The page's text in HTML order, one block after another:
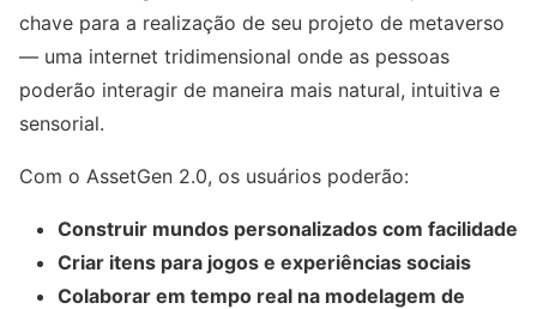
chave para a realização de seu projeto de metaverso
— uma internet tridimensional onde as pessoas
poderão interagir de maneira mais natural, intuitiva e
sensorial.
Com o AssetGen 2.0, os usuários poderão:
Construir mundos personalizados com facilidade
Criar itens para jogos e experiências sociais
Colaborar em tempo real na modelagem de